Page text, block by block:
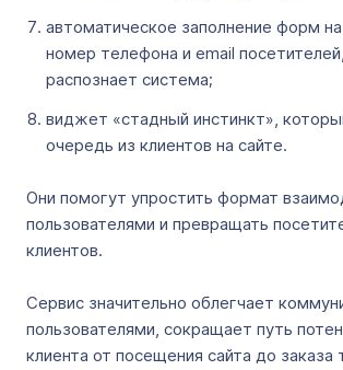
автоматическое заполнение форм
номер телефона и email
распознает система;
виджет «стадный инстинкт»,
очередь из клиентов на сайте.
Они помогут упростить формат
пользователями и превращать
клиентов.
Сервис значительно облегчает
пользователями, сокращает путь
клиента от посещения сайта до заказа